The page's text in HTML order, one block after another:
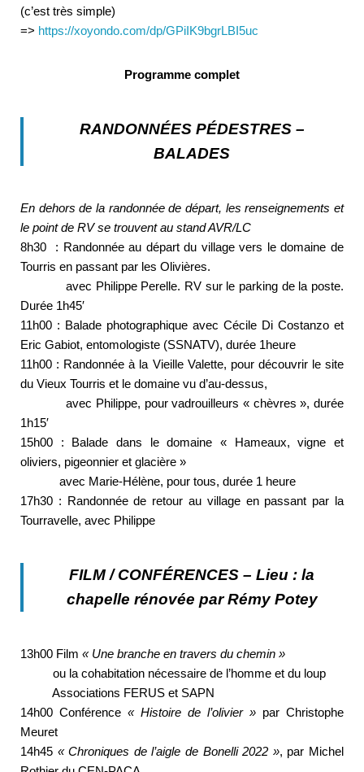
(c’est très simple)
=> https://xoyondo.com/dp/GPiIK9bgrLBI5uc
Programme complet
RANDONNÉES PÉDESTRES –
BALADES
En dehors de la randonnée de départ, les renseignements et
le point de RV se trouvent au stand AVR/LC
8h30 : Randonnée au départ du village vers le domaine de
Tourris en passant par les Olivières.
avec Philippe Perelle. RV sur le parking de la poste.
Durée 1h45′
11h00 : Balade photographique avec Cécile Di Costanzo et
Eric Gabiot, entomologiste (SSNATV), durée 1heure
11h00 : Randonnée à la Vieille Valette, pour découvrir le site
du Vieux Tourris et le domaine vu d’au-dessus,
avec Philippe, pour vadrouilleurs « chèvres », durée
1h15′
15h00 : Balade dans le domaine « Hameaux, vigne et
oliviers, pigeonnier et glacière »
avec Marie-Hélène, pour tous, durée 1 heure
17h30 : Randonnée de retour au village en passant par la
Tourravelle, avec Philippe
FILM / CONFÉRENCES – Lieu : la
chapelle rénovée par Rémy Potey
13h00 Film « Une branche en travers du chemin »
ou la cohabitation nécessaire de l’homme et du loup
Associations FERUS et SAPN
14h00 Conférence « Histoire de l’olivier » par Christophe
Meuret
14h45 « Chroniques de l’aigle de Bonelli 2022 », par Michel